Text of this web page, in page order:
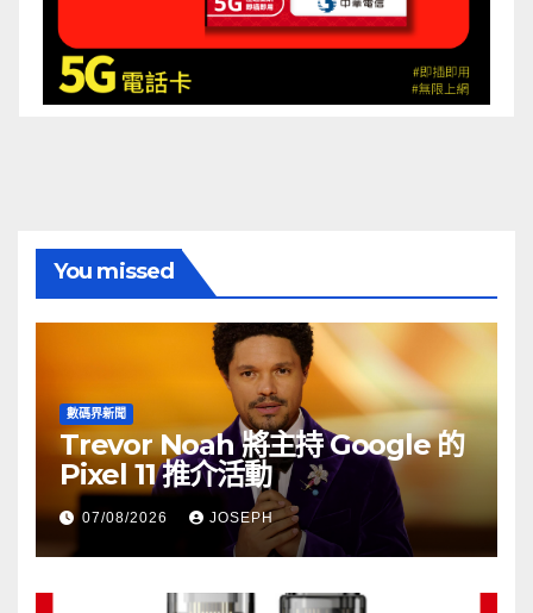
You missed
數碼界新聞
Trevor Noah 將主持 Google 的
Pixel 11 推介活動
07/08/2026 JOSEPH